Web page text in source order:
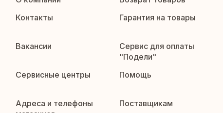
Контакты
Гарантия на товары
Вакансии
Сервис для оплаты
"Подели"
Сервисные центры
Помощь
Адреса и телефоны
Поставщикам